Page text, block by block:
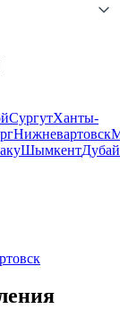
СургутХанты-
Нижневартовск
ШымкентДубай